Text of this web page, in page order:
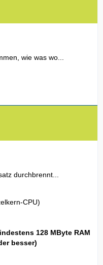
wie was wo...
durchbrennt...
CPU)
128 MByte RAM
besser)